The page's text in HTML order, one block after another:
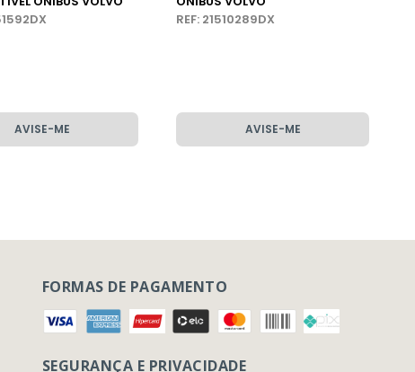
AVISE-ME
REF: 21510289DX
AVISE-ME
FORMAS DE PAGAMENTO
SEGURANÇA E PRIVACIDADE